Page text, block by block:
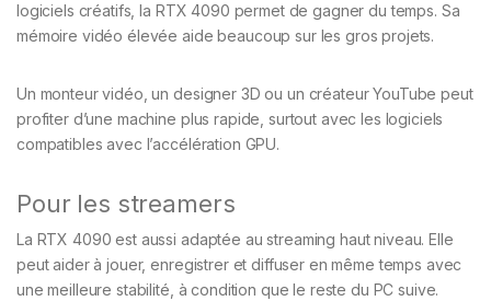
logiciels créatifs, la RTX 4090 permet de gagner du temps. Sa
mémoire vidéo élevée aide beaucoup sur les gros projets.
Un monteur vidéo, un designer 3D ou un créateur YouTube peut
profiter d’une machine plus rapide, surtout avec les logiciels
compatibles avec l’accélération GPU.
Pour les streamers
La RTX 4090 est aussi adaptée au streaming haut niveau. Elle
peut aider à jouer, enregistrer et diffuser en même temps avec
une meilleure stabilité, à condition que le reste du PC suive.